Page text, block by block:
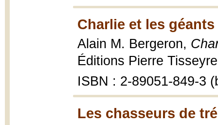
Charlie et les géants
Alain M. Bergeron,
Éditions Pierre
ISBN : 2-89051-849-3
Les chasseurs de